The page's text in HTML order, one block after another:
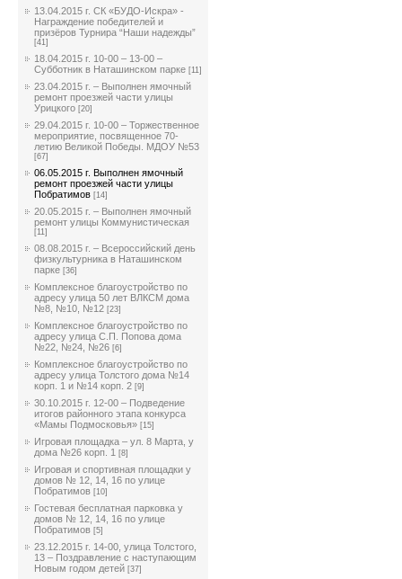
13.04.2015 г. СК «БУДО-Искра» -
Награждение победителей и
призёров Турнира “Наши надежды”
[41]
18.04.2015 г. 10-00 – 13-00 –
Субботник в Наташинском парке [11]
23.04.2015 г. – Выполнен ямочный
ремонт проезжей части улицы
Урицкого [20]
29.04.2015 г. 10-00 – Торжественное
мероприятие, посвященное 70-
летию Великой Победы. МДОУ №53
[67]
06.05.2015 г. Выполнен ямочный
ремонт проезжей части улицы
Побратимов [14]
20.05.2015 г. – Выполнен ямочный
ремонт улицы Коммунистическая
[11]
08.08.2015 г. – Всероссийский день
физкультурника в Наташинском
парке [36]
Комплексное благоустройство по
адресу улица 50 лет ВЛКСМ дома
№8, №10, №12 [23]
Комплексное благоустройство по
адресу улица С.П. Попова дома
№22, №24, №26 [6]
Комплексное благоустройство по
адресу улица Толстого дома №14
корп. 1 и №14 корп. 2 [9]
30.10.2015 г. 12-00 – Подведение
итогов районного этапа конкурса
«Мамы Подмосковья» [15]
Игровая площадка – ул. 8 Марта, у
дома №26 корп. 1 [8]
Игровая и спортивная площадки у
домов № 12, 14, 16 по улице
Побратимов [10]
Гостевая бесплатная парковка у
домов № 12, 14, 16 по улице
Побратимов [5]
23.12.2015 г. 14-00, улица Толстого,
13 – Поздравление с наступающим
Новым годом детей [37]